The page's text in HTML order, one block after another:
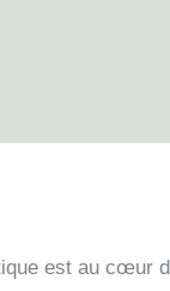
est au cœur